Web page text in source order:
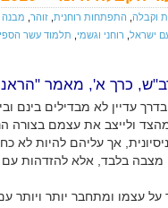
וקבלה התפתחות רוחנית זוהר מבנה
ישראל רוחני וגשמי
תלמוד עשר
כרך א', מאמר
עדיין לא מבדילים בינם
ולייצב את עצמם בצורה
אך עליהם להיות לא
מצבה בלבד, אלא להזדהות
עצמו ומתחבר יותר ויותר